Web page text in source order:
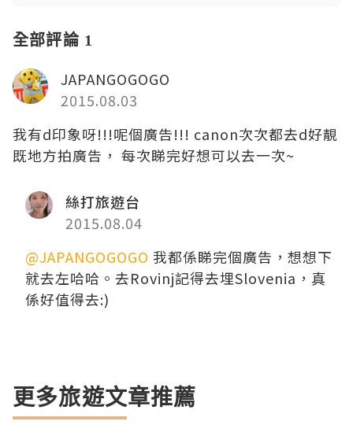
全部評論 1
JAPANGOGOGO
2015.08.03
我有d印象呀!!!呢個廣告!!! canon次次都去d好靚
既地方拍廣告， 每次睇完好想可以去一次~
絲打旅遊台
2015.08.04
@JAPANGOGOGO 我都係睇完個廣告，想想下
就去左哈哈。去Rovinj記得去埋Slovenia，真
係好值得去:)
更多旅遊文章推薦